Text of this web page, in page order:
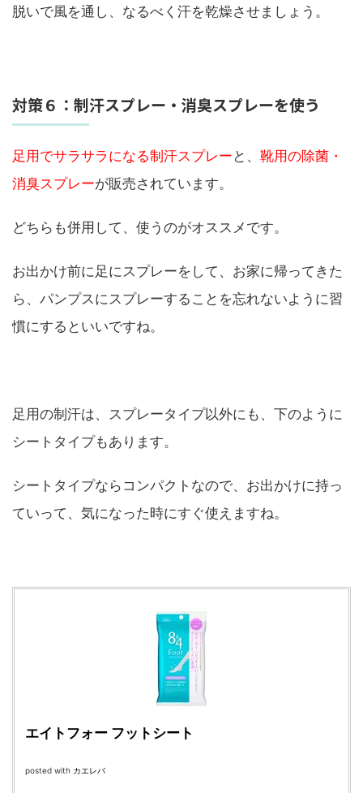
脱いで風を通し、なるべく汗を乾燥させましょう。
対策６：制汗スプレー・消臭スプレーを使う
足用でサラサラになる制汗スプレー と、 靴用の除菌・
消臭スプレーが販売されています。
どちらも併用して、使うのがオススメです。
お出かけ前に足にスプレーをして、お家に帰ってきた
ら、パンプスにスプレーすることを忘れないように習
慣にするといいですね。
足用の制汗は、スプレータイプ以外にも、下のように
シートタイプもあります。
シートタイプならコンパクトなので、お出かけに持っ
ていって、気になった時にすぐ使えますね。
エイトフォー フットシート
posted with カエレバ